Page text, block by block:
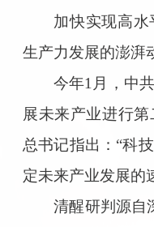
加快实现高
生产力发展的澎湃
今年1月，中
展未来产业进行
总书记指出：“科
定未来产业发展的
清醒研判源自